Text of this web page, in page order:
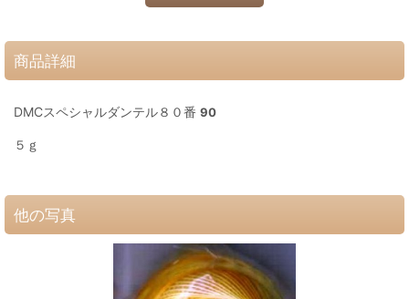
商品詳細
DMCスペシャルダンテル８０番 90
５ｇ
他の写真